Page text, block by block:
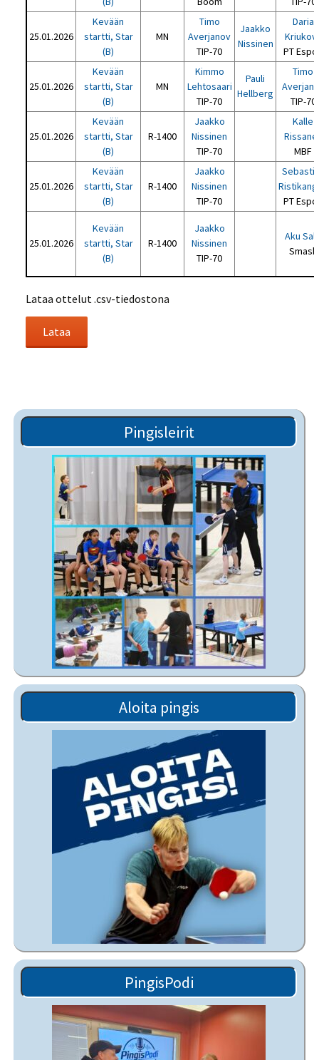
25.01.2026
Kevään
startti, Star
(B)
MN
Timo
Averjanov
TIP-70
Jaakko
Nissinen
Daria
PT
25.01.2026
Kevään
startti, Star
(B)
MN
Kimmo
Lehtosaari
TIP-70
Pauli
Hellberg
Timo
TIP-70
25.01.2026
Kevään
startti, Star
(B)
R-1400
Jaakko
Nissinen
TIP-70
Kalle
MBF
25.01.2026
Kevään
startti, Star
(B)
R-1400
Jaakko
Nissinen
TIP-70
PT
25.01.2026
Kevään
startti, Star
(B)
R-1400
Jaakko
Nissinen
TIP-70
Aku
Smash
Lataa ottelut .csv-tiedostona
Pingisleirit
Aloita pingis
PingisPodi